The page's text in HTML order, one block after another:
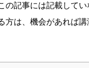
の記事には記載してい
方は、機会があれば